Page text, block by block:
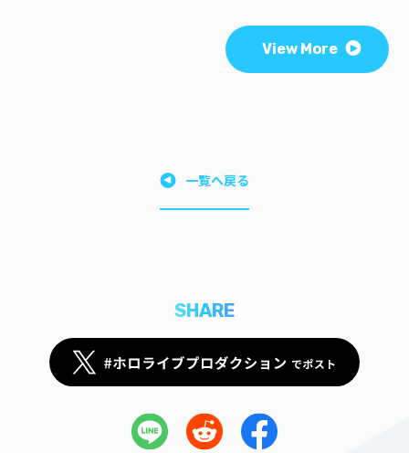
View More
一覧へ戻る
SHARE